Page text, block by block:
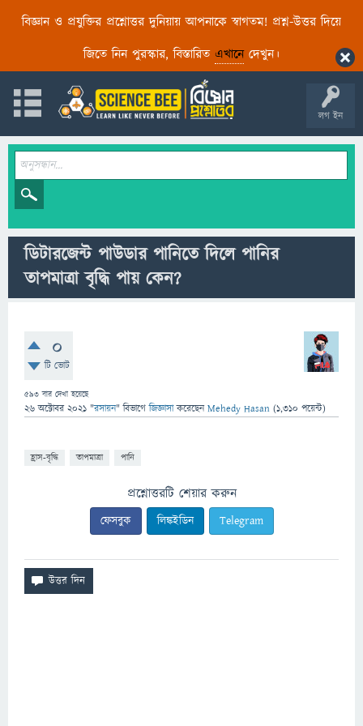
বিজ্ঞান ও প্রযুক্তির প্রশ্নোত্তর দুনিয়ায় আপনাকে স্বাগতম! প্রশ্ন-উত্তর দিয়ে
জিতে নিন পুরস্কার, বিস্তারিত এখানেদেখুন।
লগ ইন
ডিটারজেন্ট পাউডার পানিতে দিলে পানির
তাপমাত্রা বৃদ্ধি পায় কেন?
0
টি ভোট
593 বার দেখা হয়েছে
26 অক্টোবর 2021 "রসায়ন" বিভাগে জিজ্ঞাসাকরেছেনMehedy Hasan (1,310 পয়েন্ট)
হ্রাস-বৃদ্ধি তাপমাত্রা পানি
প্রশ্নোত্তরটি শেয়ার করুন
ফেসবুক লিঙ্কইডিন Telegram